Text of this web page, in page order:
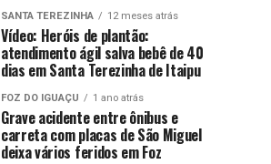
SANTA TEREZINHA 12 meses atrás
Vídeo: Heróis de plantão:
atendimento ágil salva bebê de 40
dias em Santa Terezinha de Itaipu
FOZ DO IGUAÇU 1 ano atrás
Grave acidente entre ônibus e
carreta com placas de São Miguel
deixa vários feridos em Foz